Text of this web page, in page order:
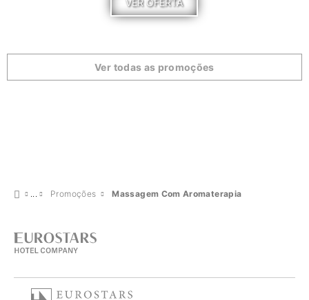
VER OFERTA
Ver todas as promoções
Promoções Massagem Com Aromaterapia